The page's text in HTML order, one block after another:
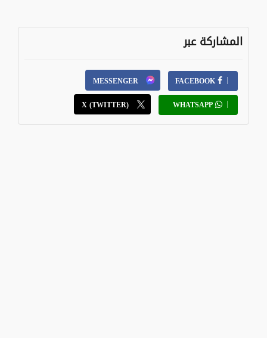
المشاركة عبر
FACEBOOK
MESSENGER
WHATSAPP
X (TWITTER)